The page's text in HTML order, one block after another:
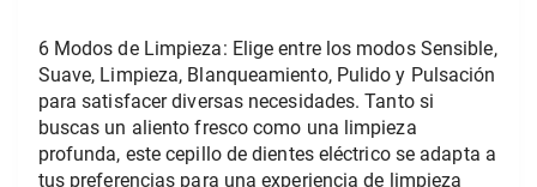
6 Modos de Limpieza: Elige entre los modos Sensible,
Suave, Limpieza, Blanqueamiento, Pulido y Pulsación
para satisfacer diversas necesidades. Tanto si
buscas un aliento fresco como una limpieza
profunda, este cepillo de dientes eléctrico se adapta a
tus preferencias para una experiencia de limpieza